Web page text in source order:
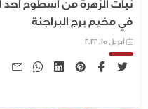
نبات الزهرة من أسطوح أحد
في مخيم برج البراجنة
أبريل 15, 2022